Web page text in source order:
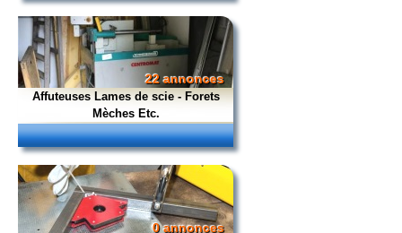
22 annonces
Affuteuses Lames de scie - Forets
Mèches Etc.
0 annonces